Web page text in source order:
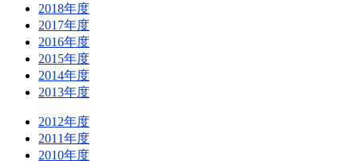
2018年度
2017年度
2016年度
2015年度
2014年度
2013年度
2012年度
2011年度
2010年度